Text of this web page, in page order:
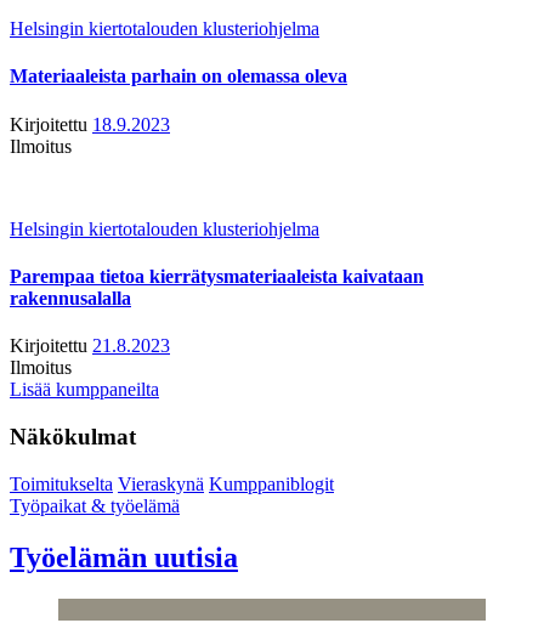
Helsingin kiertotalouden klusteriohjelma
Materiaaleista parhain on olemassa oleva
Kirjoitettu 18.9.2023
Ilmoitus
Helsingin kiertotalouden klusteriohjelma
Parempaa tietoa kierrätysmateriaaleista kaivataan
rakennusalalla
Kirjoitettu 21.8.2023
Ilmoitus
Lisää kumppaneilta
Näkökulmat
Toimitukselta Vieraskynä Kumppaniblogit
Työpaikat & työelämä
Työelämän uutisia